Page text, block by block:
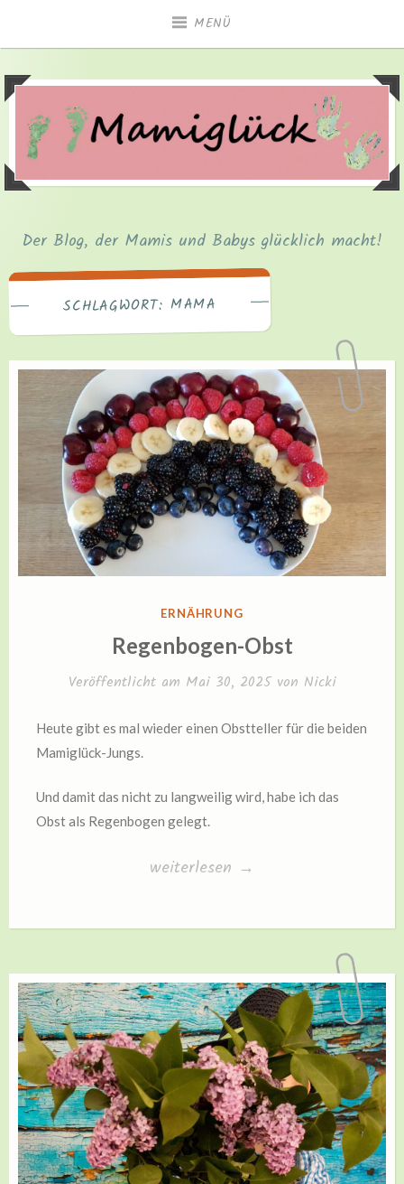
MENÜ
Der Blog, der Mamis und Babys glücklich macht!
SCHLAGWORT: MAMA
VERÖFFENTLICHT
ERNÄHRUNG
Regenbogen-Obst
Veröffentlicht am Mai 30, 2025von Nicki
Heute gibt es mal wieder einen Obstteller für die beiden
Mamiglück-Jungs.
Und damit das nicht zu langweilig wird, habe ich das
Obst als Regenbogen gelegt.
„Regenbogen-
weiterlesen →